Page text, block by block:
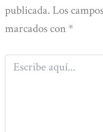
publicada. Los
marcados con *
Escribe
aquí...